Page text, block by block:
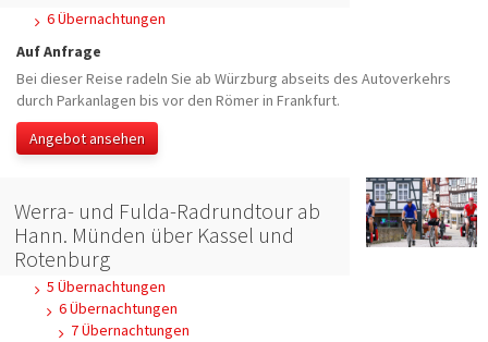
6 Übernachtungen
Auf Anfrage
Bei dieser Reise radeln Sie ab Würzburg abseits des Autoverkehrs
durch Parkanlagen bis vor den Römer in Frankfurt.
Angebot ansehen
Werra- und Fulda-Radrundtour ab
Hann. Münden über Kassel und
Rotenburg
5 Übernachtungen
6 Übernachtungen
7 Übernachtungen